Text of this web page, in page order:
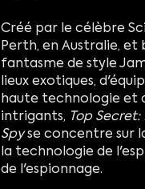
Créé par le célèbre
Perth, en Australie, et
fantasme de style
lieux exotiques,
haute technologie et
intrigants, Top
Spyse concentre sur
la technologie de
de l'espionnage.